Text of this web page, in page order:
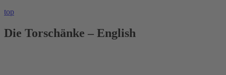
top
Die Torschänke – English